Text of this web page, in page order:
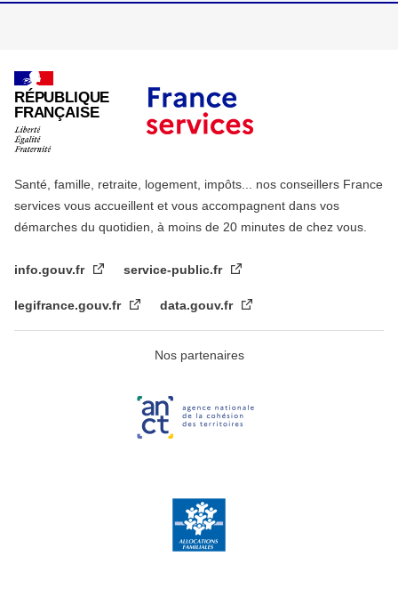
RÉPUBLIQUE
FRANÇAISE
Santé, famille, retraite, logement, impôts... nos conseillers France
services vous accueillent et vous accompagnent dans vos
démarches du quotidien, à moins de 20 minutes de chez vous.
info.gouv.fr service-public.fr
legifrance.gouv.fr data.gouv.fr
Nos partenaires